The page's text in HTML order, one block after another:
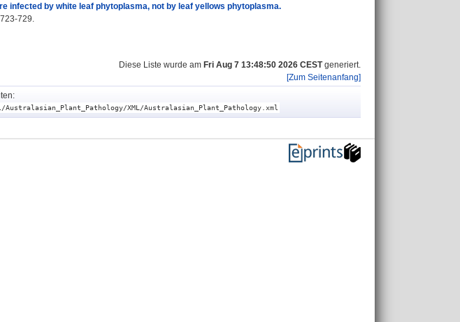
infected by white leaf phytoplasma, not by leaf yellows phytoplasma.
729.
Diese Liste wurde am Fri Aug 7 13:48:50 2026 CESTgeneriert.
[Zum Seitenanfang]
XML/Australasian_Plant_Pathology.xml